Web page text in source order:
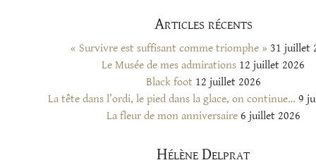
Articles récents
« Survivre est suffisant comme triomphe » 31 juillet
Le Musée de mes admirations 12 juillet 2026
Black foot 12 juillet 2026
La tête dans l’ordi, le pied dans la glace, on continue… 9
La fleur de mon anniversaire 6 juillet 2026
Hélène Delprat